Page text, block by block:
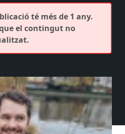
té més de 1 any.
el contingut no